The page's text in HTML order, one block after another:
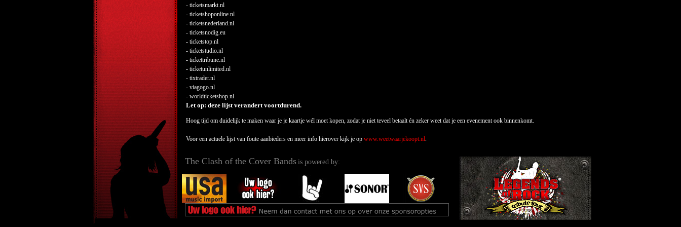
- ticketsmarkt.nl
- ticketshoponline.nl
- ticketsnederland.nl
- ticketsnodig.eu
- ticketstop.nl
- ticketstudio.nl
- tickettribune.nl
- ticketunlimited.nl
- tixtrader.nl
- viagogo.nl
- worldticketshop.nl
Let op: deze lijst verandert voortdurend.
Hoog tijd om duidelijk te maken waar je je kaartje wél moet kopen, zodat je niet teveel betaalt én zeker weet dat je een evenement ook binnenkomt.
Voor een actuele lijst van foute aanbieders en meer info hierover kijk je op www.weetwaarjekoopt.nl.
The Clash of the Cover Bands is powered by: